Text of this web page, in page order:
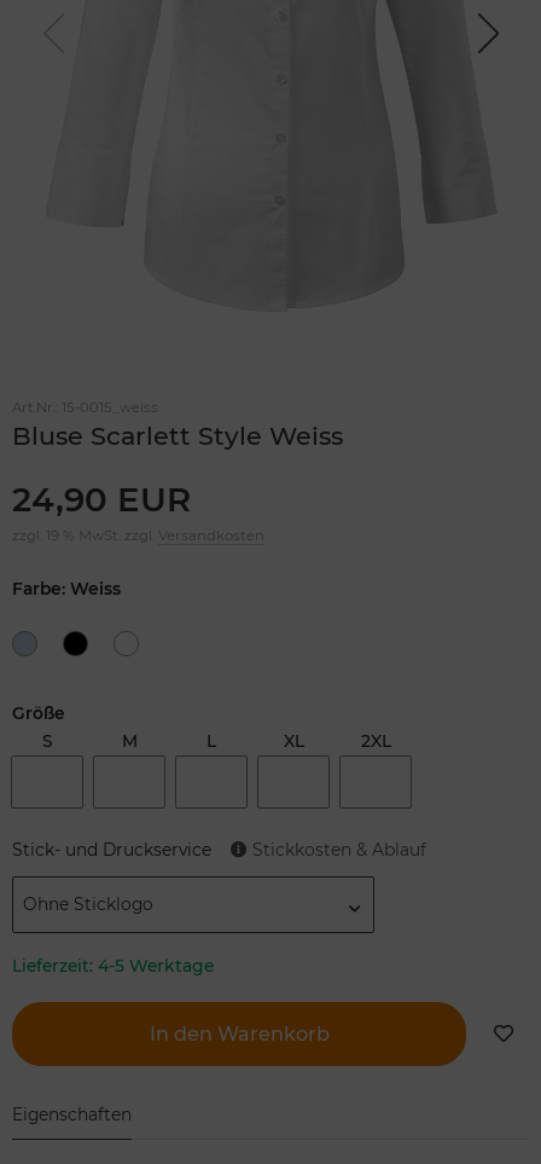
Next
Art.Nr.: 15-0015_weiss
Bluse Scarlett Style Weiss
24,90 EUR
zzgl. 19 % MwSt. zzgl. Versandkosten
Farbe: Weiss
Größe
S
M L XL 2XL
Stick- und Druckservice Stickkosten & Ablauf
Ohne Sticklogo
Lieferzeit: 4-5 Werktage
In den Warenkorb
Eigenschaften